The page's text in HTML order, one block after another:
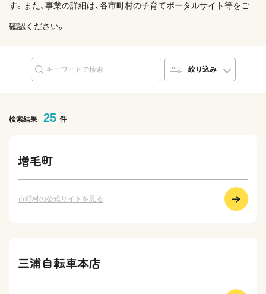
す。また、事業の詳細は、各市町村の子育てポータルサイト等をご
確認ください。
絞り込み
検索結果 25 件
増毛町
市町村の公式サイトを見る
三浦自転車本店